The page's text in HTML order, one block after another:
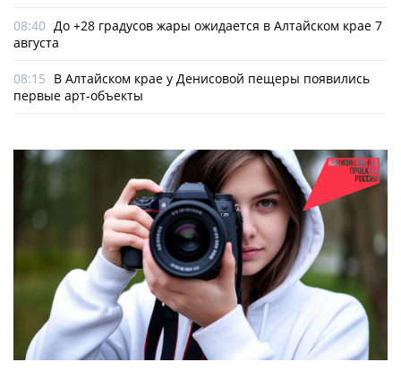
08:40 До +28 градусов жары ожидается в Алтайском крае 7
августа
08:15 В Алтайском крае у Денисовой пещеры появились
первые арт-объекты